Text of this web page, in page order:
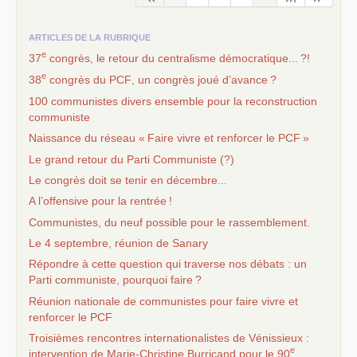
ARTICLES DE LA RUBRIQUE
37e congrès, le retour du centralisme démocratique...
?!
38e congrès du PCF , un congrès joué d’avance ?
100 communistes divers ensemble pour la reconstruction
communiste
Naissance du réseau « Faire vivre et renforcer le PCF »
Le grand retour du Parti Communiste (?)
Le congrès doit se tenir en décembre...
A l’offensive pour la rentrée !
Communistes, du neuf possible pour le rassemblement.
Le 4 septembre, réunion de Sanary
Répondre à cette question qui traverse nos débats : un
Parti communiste, pourquoi faire ?
Réunion nationale de communistes pour faire vivre et
renforcer le PCF
Troisièmes rencontres internationalistes de Vénissieux :
intervention de Marie-Christine Burricand pour le 90e